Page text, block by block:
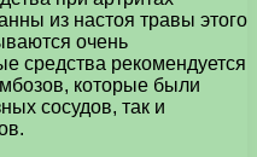
из настоя травы этого
очень
средства рекомендуется
которые были
сосудов, так и